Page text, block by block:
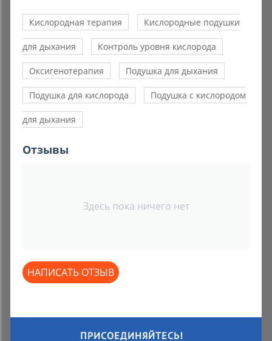
Кислородная терапия Кислородные подушки
для дыхания Контроль уровня кислорода
Оксигенотерапия Подушка для дыхания
Подушка для кислорода Подушка с кислородом
для дыхания
Отзывы
Здесь пока ничего нет
НАПИСАТЬ ОТЗЫВ
ПРИСОЕДИНЯЙТЕСЬ!